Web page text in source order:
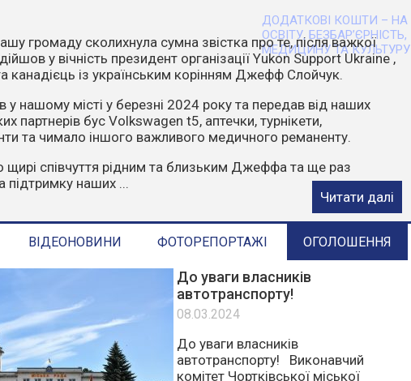
ДОДАТКОВІ КОШТИ – НА
ОСВІТУ, БЕЗБАР’ЄРНІСТЬ,
МЕДИЦИНУ ТА КУЛЬТУРУ
днів температура повітря стає все вищою. Спека,
перетворюють навіть маленьку іскру на масштабне
що пожежі влітку найчастіше виникають через
Відділ з питань надзвичайних ситуацій та цивільного
у пожежонебезпечний період:
Читати далі
ФОТОРЕПОРТАЖІ
До уваги власників
автотранспорту!
08.03.2024